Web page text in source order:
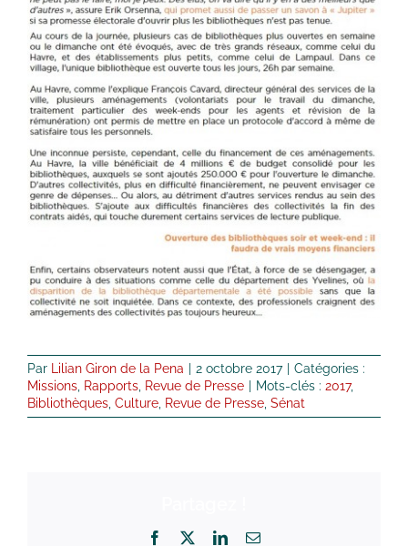
Par Lilian Giron de la Pena 2 octobre 2017
Catégories :
Missions Rapports Revue de Presse Mots-clés : 2017,
Bibliothèques Culture Revue de Presse Sénat
Facebook LinkedInEmail